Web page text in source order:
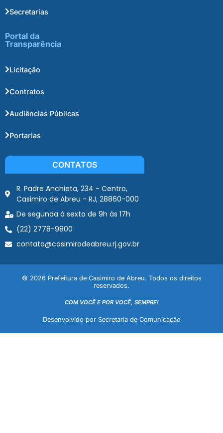
Secretarias
Portal da
Transparência
Licitação
Contratos
Audiências Públicas
Portarias
CONTATOS
R. Padre Anchieta, 234 - Centro,
Casimiro de Abreu - RJ, 28860-000
De segunda à sexta de 9h às 17h
(22) 2778-9800
contato@casimirodeabreu.rj.gov.br
© 2026 Prefeitura de Casimiro de Abreu. Todos os direitos
reservados.
COM VOCÊ E POR VOCÊ, SEMPRE!
Desenvolvido por Secretaria de Comunicação